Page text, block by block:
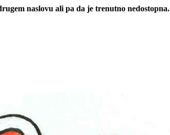
naslovu ali pa da je trenutno nedostopna.